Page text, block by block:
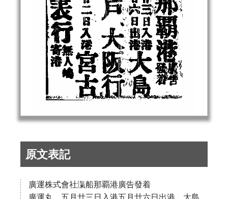
原文表記
廣運株式會社滊船那覇港廣告發着